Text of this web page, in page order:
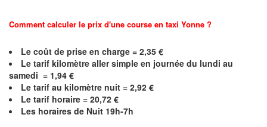
Comment calculer le prix d'une course en taxi Yonne ?
Le coût de prise en charge = 2,35 €
Le tarif kilomètre aller simple en journée du lundi au
samedi = 1,94 €
Le tarif au kilomètre nuit = 2,92 €
Le tarif horaire = 20,72 €
Les horaires de Nuit 19h-7h